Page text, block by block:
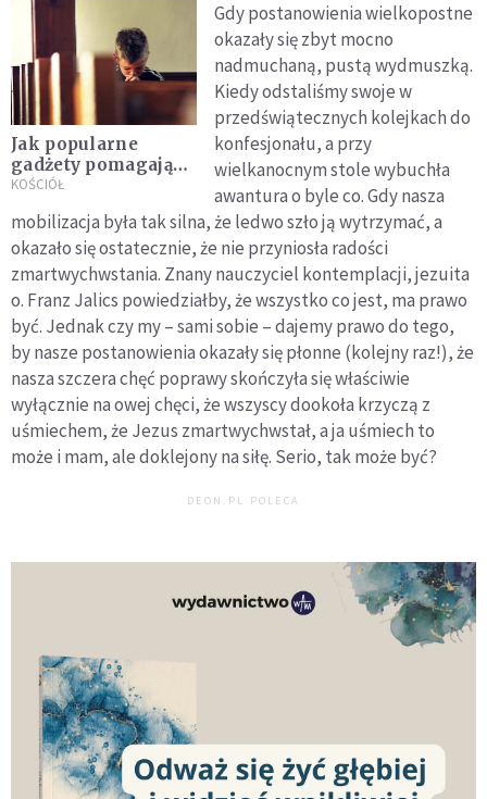
Jak popularne
gadżety pomagają
przełamać lęk przed
Duszpasterz
katolickiej szkoły
wpadł na wyjątkowy
pomysł
KOŚCIÓŁ
Gdy postanowienia wielkopostne
okazały się zbyt mocno
nadmuchaną, pustą wydmuszką.
Kiedy odstaliśmy swoje w
przedświątecznych kolejkach do
konfesjonału, a przy
wielkanocnym stole wybuchła
awantura o byle co. Gdy nasza
mobilizacja była tak silna, że ledwo szło ją wytrzymać, a
okazało się ostatecznie, że nie przyniosła radości
zmartwychwstania. Znany nauczyciel kontemplacji, jezuita
o. Franz Jalics powiedziałby, że wszystko co jest, ma prawo
być. Jednak czy my – sami sobie – dajemy prawo do tego,
by nasze postanowienia okazały się płonne (kolejny raz!), że
nasza szczera chęć poprawy skończyła się właściwie
wyłącznie na owej chęci, że wszyscy dookoła krzyczą z
uśmiechem, że Jezus zmartwychwstał, a ja uśmiech to
może i mam, ale doklejony na siłę. Serio, tak może być?
DEON.PL POLECA